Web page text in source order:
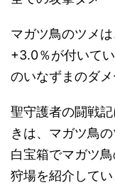
マガツ鳥のツメ
+3.0％が付いて
のいなずまのダメ
聖守護者の闘戦
きは、マガツ鳥
白宝箱でマガツ
狩場を紹介してい